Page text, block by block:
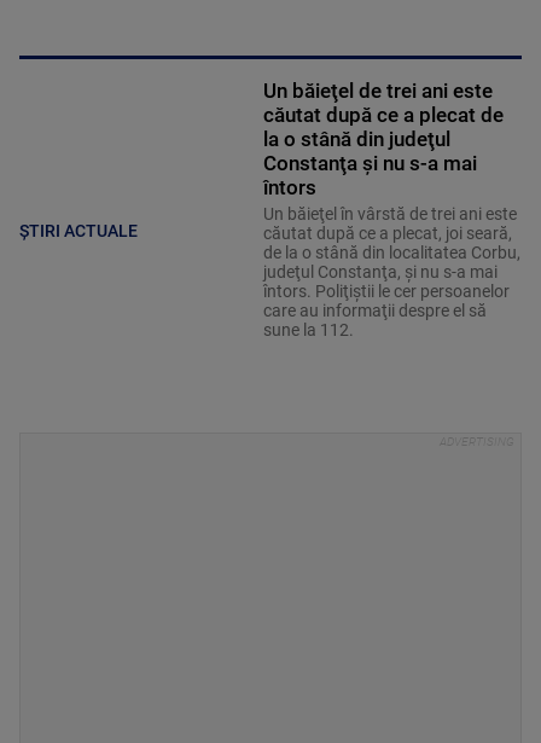
ȘTIRI ACTUALE
Un băieţel de trei ani este
căutat după ce a plecat de
la o stână din judeţul
Constanţa şi nu s-a mai
întors
Un băieţel în vârstă de trei ani este
căutat după ce a plecat, joi seară,
de la o stână din localitatea Corbu,
judeţul Constanţa, şi nu s-a mai
întors. Poliţiştii le cer persoanelor
care au informaţii despre el să
sune la 112.